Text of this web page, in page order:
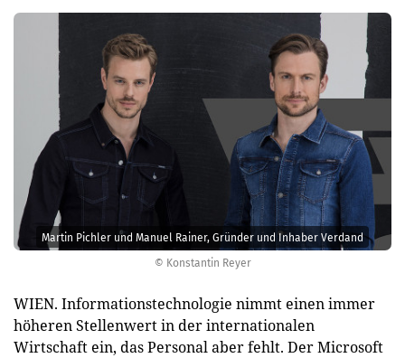
© Konstantin Reyer
Martin Pichler und Manuel Rainer, Gründer und Inhaber Verdand
WIEN. Informationstechnologie nimmt einen immer
höheren Stellenwert in der internationalen
Wirtschaft ein, das Personal aber fehlt. Der Microsoft